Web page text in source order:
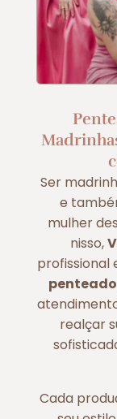
Ser
e
mulher
nisso,
profissional
realçar
Cada